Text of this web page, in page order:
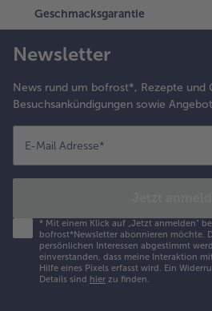
Geschmacksgarantie
Newsletter
News rund um bofrost*, Rezepte und
Besuchsankündigungen sowie
E-Mail Adresse*
* Mit einem Klick auf „Jetzt anmelden"
bofrost*Newsletter abonnieren möchte.
persönlichen Interessen abgestimmt
einverstanden, dass meine Interaktion
Hilfe eines Pixels erfasst wird. Ein
Details sind hier zu finden.